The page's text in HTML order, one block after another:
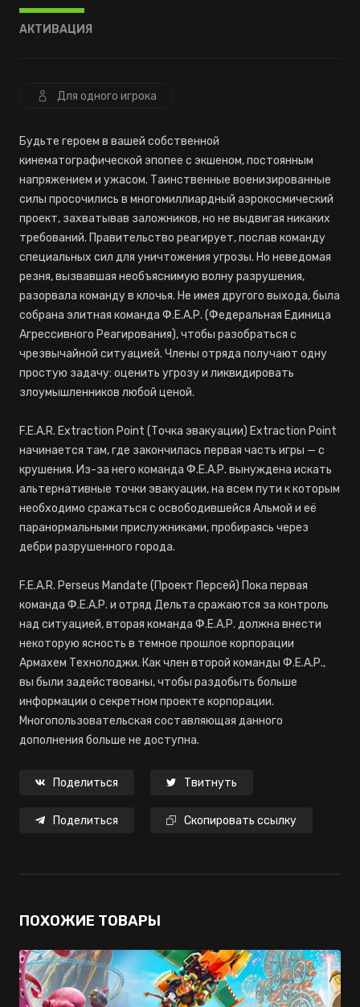
АКТИВАЦИЯ
Для одного игрока
Будьте героем в вашей собственной
кинематографической эпопее с экшеном, постоянным
напряжением и ужасом. Таинственные военизированные
силы просочились в многомиллиардный аэрокосмический
проект, захватывав заложников, но не выдвигая никаких
требований. Правительство реагирует, послав команду
специальных сил для уничтожения угрозы. Но неведомая
резня, вызвавшая необъяснимую волну разрушения,
разорвала команду в клочья. Не имея другого выхода, была
собрана элитная команда Ф.Е.А.Р. (Федеральная Единица
Агрессивного Реагирования), чтобы разобраться с
чрезвычайной ситуацией. Члены отряда получают одну
простую задачу: оценить угрозу и ликвидировать
злоумышленников любой ценой.
F.E.A.R. Extraction Point (Точка эвакуации) Extraction Point
начинается там, где закончилась первая часть игры — с
крушения. Из-за него команда Ф.Е.А.Р. вынуждена искать
альтернативные точки эвакуации, на всем пути к которым
необходимо сражаться с освободившейся Альмой и её
паранормальными прислужниками, пробираясь через
дебри разрушенного города.
F.E.A.R. Perseus Mandate (Проект Персей) Пока первая
команда Ф.Е.А.Р. и отряд Дельта сражаются за контроль
над ситуацией, вторая команда Ф.Е.А.Р. должна внести
некоторую ясность в темное прошлое корпорации
Армахем Технолоджи. Как член второй команды Ф.Е.А.Р.,
вы были задействованы, чтобы раздобыть больше
информации о секретном проекте корпорации.
Многопользовательская составляющая данного
дополнения больше не доступна.
Поделиться Твитнуть
Поделиться Скопировать ссылку
ПОХОЖИЕ ТОВАРЫ